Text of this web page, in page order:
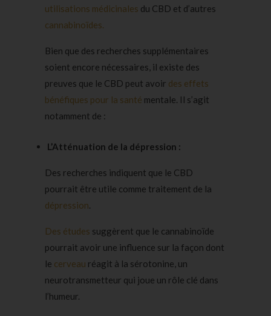
utilisations médicinales du CBD et d’autres
cannabinoïdes.
Bien que des recherches supplémentaires
soient encore nécessaires, il existe des
preuves que le CBD peut avoir des effets
bénéfiques pour la santé mentale. Il s’agit
notamment de :
L’Atténuation de la dépression :
Des recherches indiquent que le CBD
pourrait être utile comme traitement de la
dépression.
Des études suggèrent que le cannabinoïde
pourrait avoir une influence sur la façon dont
le cerveau réagit à la sérotonine, un
neurotransmetteur qui joue un rôle clé dans
l’humeur.